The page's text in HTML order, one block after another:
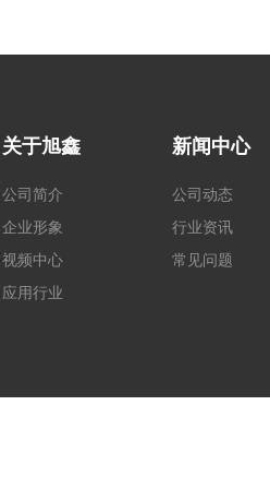
关于旭鑫
公司简介
企业形象
视频中心
应用行业
新闻中心
公司动态
行业资讯
常见问题